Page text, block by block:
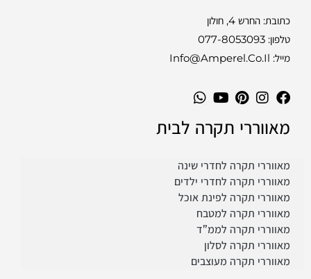
כתובת: החרש 4, חולון
טלפון: 077-8053093
מייל: Info@amperel.co.il
מאווררי תקרה לבית
מאווררי תקרה לחדרי שינה
מאווררי תקרה לחדרי ילדים
מאווררי תקרה לפינת אוכל
מאווררי תקרה למטבח
מאווררי תקרה לממ”ד
מאווררי תקרה לסלון
מאווררי תקרה מעוצבים